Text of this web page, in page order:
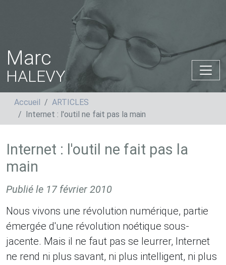
Marc
HALEVY
Accueil
ARTICLES
Internet : l'outil ne fait pas la main
Internet : l'outil ne fait pas la
main
Publié le 17 février 2010
Nous vivons une révolution numérique, partie
émergée d'une révolution noétique sous-
jacente. Mais il ne faut pas se leurrer, Internet
ne rend ni plus savant, ni plus intelligent, ni plus